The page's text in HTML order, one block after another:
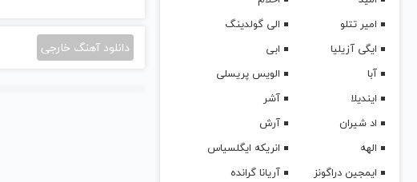
امیر تتلو
الی گولدینگ
ایگی آزیلیا
ابی
آبا
الویس پریسلی
ایندیلا
آشر
اد شیران
آرش
الهه
انریکه ایگلسیاس
ایمجین دراگونز
آریانا گرانده
دانلود آهنگ خارجی